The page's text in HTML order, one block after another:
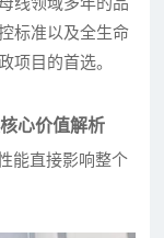
标准以及全生命
项目的首选。
心价值解析
能直接影响整个